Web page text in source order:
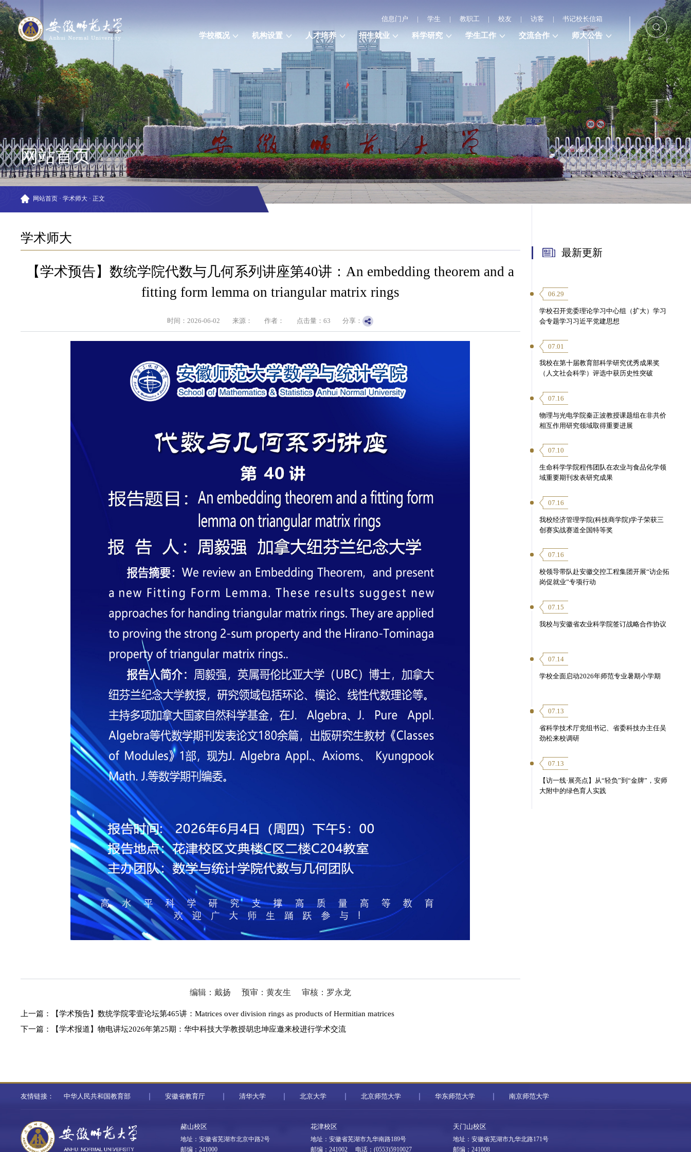
信息门户 | 学生 | 教职工 | 校友 | 访客 | 书记校长信箱
学校概况 机构设置 人才培养 招生就业 科学研究 学生工作 交流合作 师大公告
网站首页
网站首页 · 学术师大 · 正文
学术师大
【学术预告】数统学院代数与几何系列讲座第40讲：An embedding theorem and a
fitting form lemma on triangular matrix rings
时间：2026-06-02 来源： 作者： 点击量： 63 分享：
编辑：戴扬 预审：黄友生 审核：罗永龙
上一篇：
【学术预告】数统学院零壹论坛第465讲：Matrices over division rings as products of Hermitian matrices
下一篇：
【学术报道】物电讲坛2026年第25期：华中科技大学教授胡忠坤应邀来校进行学术交流
最新更新
06.29
学校召开党委理论学习中心组（扩大）学习
会专题学习习近平党建思想
07.01
我校在第十届教育部科学研究优秀成果奖
（人文社会科学）评选中获历史性突破
07.16
物理与光电学院秦正波教授课题组在非共价
相互作用研究领域取得重要进展
07.10
生命科学学院程伟团队在农业与食品化学领
域重要期刊发表研究成果
07.16
我校经济管理学院(科技商学院)学子荣获三
创赛实战赛道全国特等奖
07.16
校领导带队赴安徽交控工程集团开展“访企拓
岗促就业”专项行动
07.15
我校与安徽省农业科学院签订战略合作协议
07.14
学校全面启动2026年师范专业暑期小学期
07.13
省科学技术厅党组书记、省委科技办主任吴
劲松来校调研
07.13
【访一线·展亮点】从“轻负”到“金牌”，安师
大附中的绿色育人实践
友情链接： 中华人民共和国教育部 安徽省教育厅 清华大学 北京大学 北京师范大学 华东师范大学 南京师范大学
赭山校区
地址：安徽省芜湖市北京中路2号
邮编：241000
花津校区
地址：安徽省芜湖市九华南路189号
邮编：241002 电话：(0553)5910027
天门山校区
地址：安徽省芜湖市九华北路171号
邮编：241008